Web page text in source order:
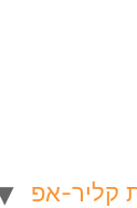
קליר-אפ